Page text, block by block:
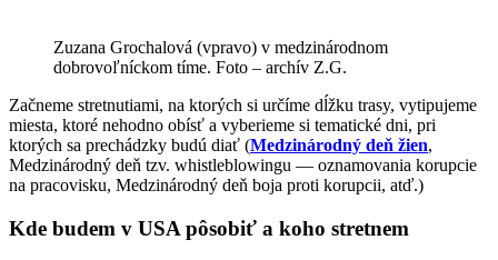
Zuzana Grochalová (vpravo) v medzinárodnom
dobrovoľníckom tíme. Foto – archív Z.G.
Začneme stretnutiami, na ktorých si určíme dĺžku trasy, vytipujeme
miesta, ktoré nehodno obísť a vyberieme si tematické dni, pri
ktorých sa prechádzky budú diať (Medzinárodný deň žien,
Medzinárodný deň tzv. whistleblowingu — oznamovania korupcie
na pracovisku, Medzinárodný deň boja proti korupcii, atď.)
Kde budem v USA pôsobiť a koho stretnem